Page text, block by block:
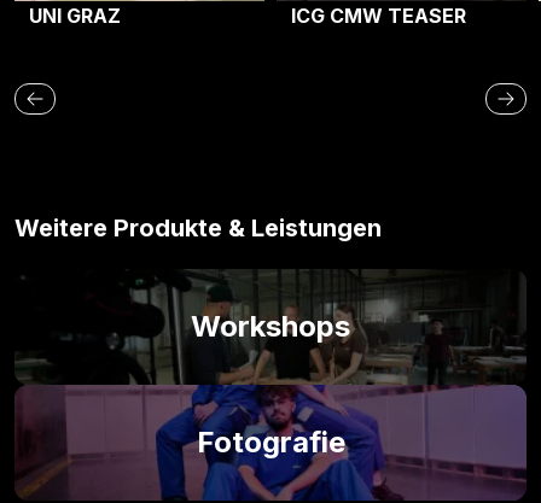
UNI GRAZ ICG CMW TEASER
Weitere Produkte & Leistungen
Workshops
Fotografie